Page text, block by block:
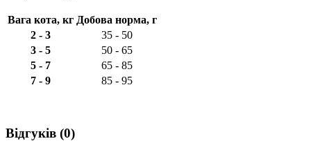
Вага кота, кг Добова норма, г
2 - 3
35 - 50
3 - 5
50 - 65
5 - 7
65 - 85
7 - 9
85 - 95
Відгуків (0)